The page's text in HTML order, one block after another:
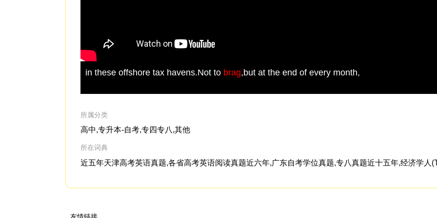
in these offshore tax havens.Not to brag,but at the end of every month,
所属分类
高中,专升本-自考,专四专八,其他
所在词典
近五年天津高考英语真题,各省高考英语阅读真题近六年,广东自考学位真题,专八真题近十五年,经济学人